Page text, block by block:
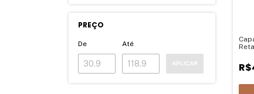
PREÇO
De Até
APLICAR